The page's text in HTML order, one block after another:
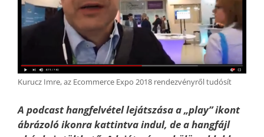
Kurucz Imre, az Ecommerce Expo 2018 rendezvényről tudósít
A podcast hangfelvétel lejátszása a „play” ikont
ábrázoló ikonra kattintva indul, de a hangfájl